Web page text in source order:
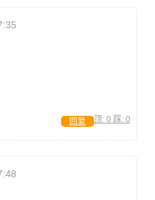
顶: 0 踩: 0
回复